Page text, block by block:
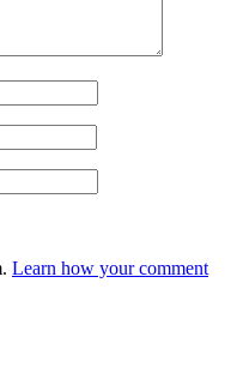
Learn how your comment